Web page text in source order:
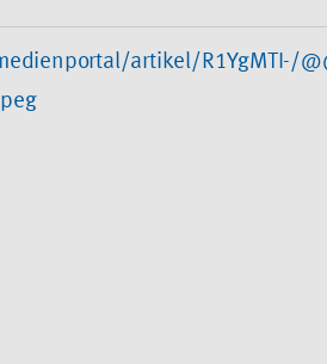
artikel/R1YgMTI-/